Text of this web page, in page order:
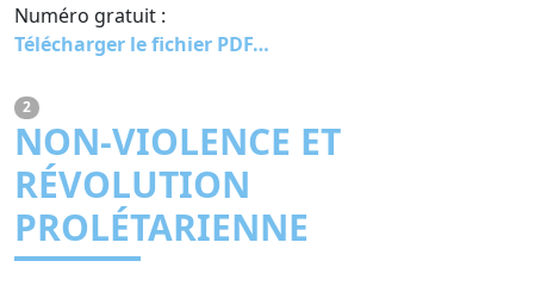
Numéro gratuit :
Télécharger le fichier PDF…
2
NON-VIOLENCE ET
RÉVOLUTION
PROLÉTARIENNE